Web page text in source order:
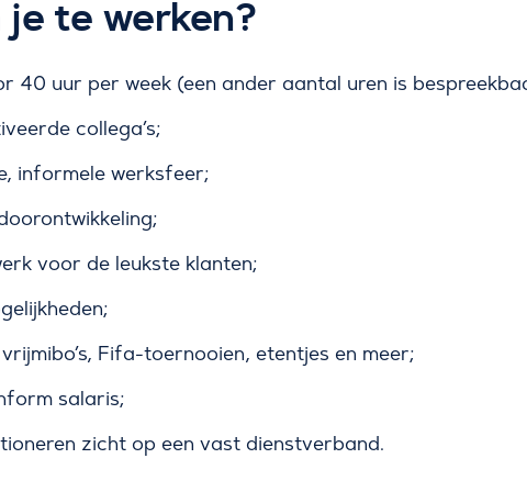
te werken?
40 uur per week (een ander aantal uren is
collega’s;
informele werksfeer;
voor de leukste klanten;
Fifa-toernooien, etentjes en meer;
salaris;
zicht op een vast dienstverband.